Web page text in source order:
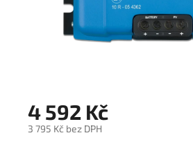
4 592 Kč
3 795 Kč bez DPH